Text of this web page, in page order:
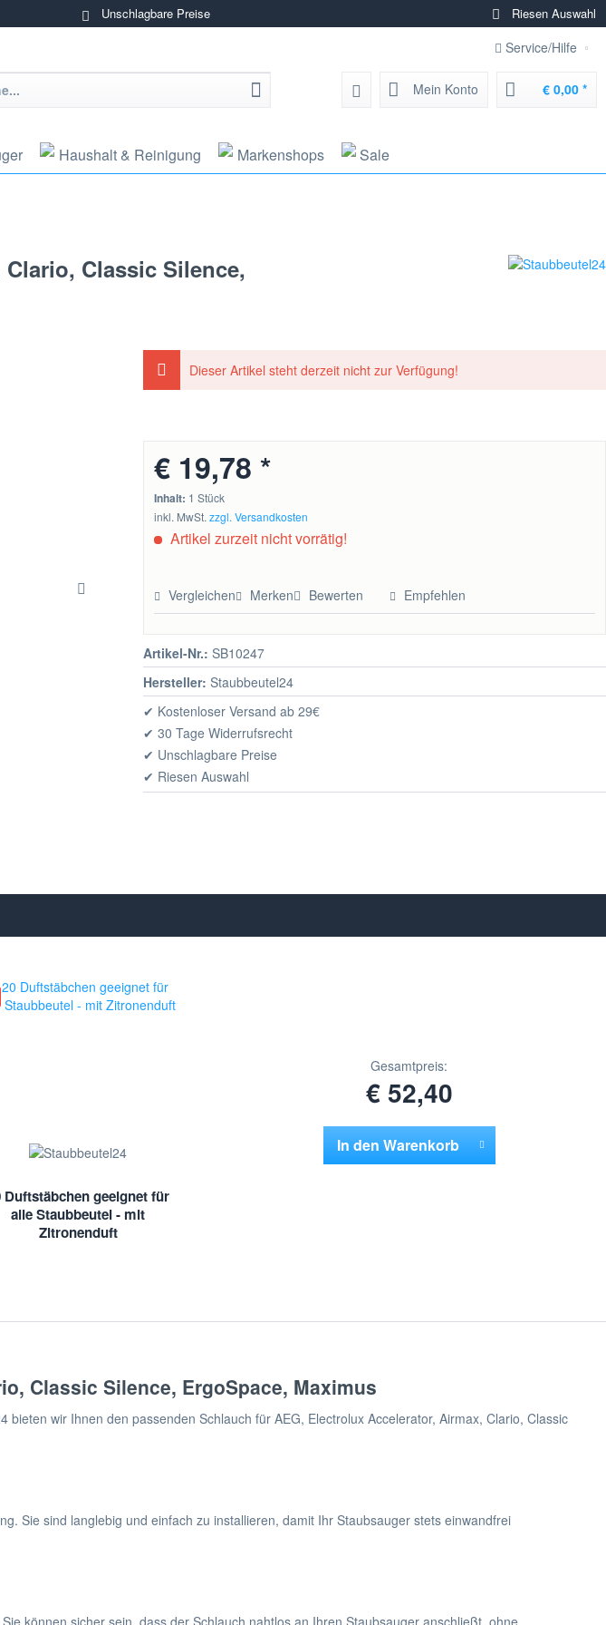
Unschlagbare Preise Riesen Auswahl
Service/Hilfe
Mein Konto € 0,00 *
Haushalt & Reinigung Markenshops Sale
Classic Silence,
Dieser Artikel steht derzeit nicht zur Verfügung!
€ 19,78 *
Inhalt: 1 Stück
inkl. MwSt.zzgl. Versandkosten
Artikel zurzeit nicht vorrätig!
Vergleichen Merken Bewerten Empfehlen
Artikel-Nr.: SB10247
Hersteller: Staubbeutel24
✔ Kostenloser Versand ab 29€
✔ 30 Tage Widerrufsrecht
✔ Unschlagbare Preise
✔ Riesen Auswahl
Duftstäbchen geeignet für
alle Staubbeutel - mit
Zitronenduft
Gesamtpreis:
€ 52,40
In den Warenkorb
Classic Silence, ErgoSpace, Maximus
wir Ihnen den passenden Schlauch für AEG, Electrolux Accelerator, Airmax, Clario, Classic
Sie sind langlebig und einfach zu installieren, damit Ihr Staubsauger stets einwandfrei